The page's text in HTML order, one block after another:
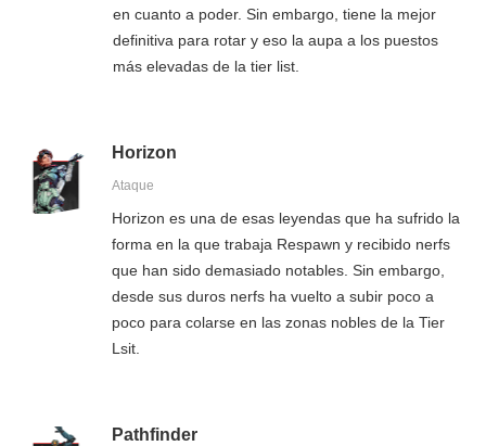
en cuanto a poder. Sin embargo, tiene la mejor
definitiva para rotar y eso la aupa a los puestos
más elevadas de la tier list.
Horizon
Ataque
Horizon es una de esas leyendas que ha sufrido la
forma en la que trabaja Respawn y recibido nerfs
que han sido demasiado notables. Sin embargo,
desde sus duros nerfs ha vuelto a subir poco a
poco para colarse en las zonas nobles de la Tier
Lsit.
Pathfinder